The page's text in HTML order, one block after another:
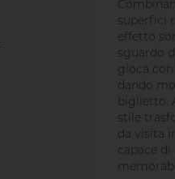
superfici
effetto
sguardo
gioca
dando
biglietto.
stile
da visita
capace di